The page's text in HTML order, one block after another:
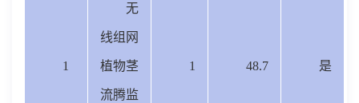
1
无
线组网
植物茎
流腾监
1 48.7 是